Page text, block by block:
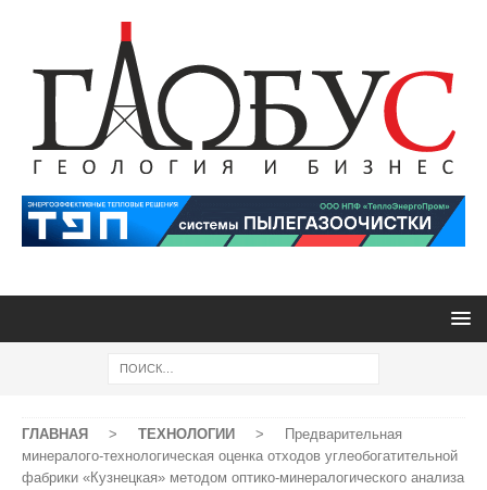
ГЛАВНАЯ > ТЕХНОЛОГИИ >
Предварительная
минералого-технологическая оценка отходов углеобогатительной
фабрики «Кузнецкая» методом оптико-минералогического анализа